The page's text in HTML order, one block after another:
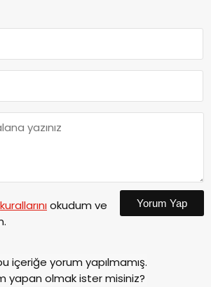
kurallarınıokudum ve
Yorum Yap
içeriğe yorum yapılmamış.
yapan olmak ister misiniz?